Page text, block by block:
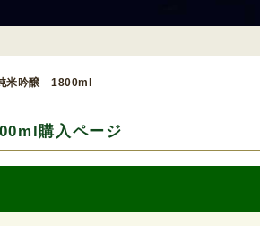
米吟醸 1800ml
購入ページ